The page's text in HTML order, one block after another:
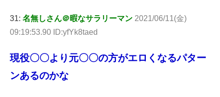
31: 名無しさん＠暇なサラリーマン 2021/06/11(金)
09:19:53.90 ID:yfYk8taed
現役〇〇より元〇〇の方がエロくなるパター
ンあるのかな